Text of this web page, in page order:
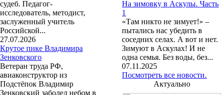
судеб. Педагог-
исследователь, методист,
заслуженный учитель
Российской...
27.07.2026
Крутое пике Владимира
Зенковского
Ветеран труда РФ,
авиаконструктор из
Подстёпок Владимир
Зенковский заболел небом в
На зимовку в Аскулы. Часть
1
«Там никто не зимует!» –
пытались нас убедить в
соседних селах. А вот и нет.
Зимуют в Аскулах! И не
одна семья. Без воды, без...
07.11.2025
Посмотреть все новости.
Актуально